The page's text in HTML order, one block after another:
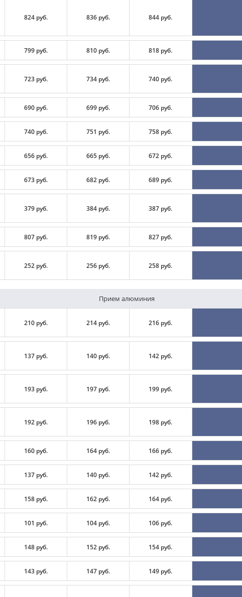
824 руб. 836 руб. 844 руб.
799 руб. 810 руб. 818 руб.
723 руб. 734 руб. 740 руб.
690 руб. 699 руб. 706 руб.
740 руб. 751 руб. 758 руб.
656 руб. 665 руб. 672 руб.
673 руб. 682 руб. 689 руб.
379 руб. 384 руб. 387 руб.
807 руб. 819 руб. 827 руб.
252 руб. 256 руб. 258 руб.
Прием алюминия
210 руб. 214 руб. 216 руб.
137 руб. 140 руб. 142 руб.
193 руб. 197 руб. 199 руб.
192 руб. 196 руб. 198 руб.
160 руб. 164 руб. 166 руб.
137 руб. 140 руб. 142 руб.
158 руб. 162 руб. 164 руб.
101 руб. 104 руб. 106 руб.
148 руб. 152 руб. 154 руб.
143 руб. 147 руб. 149 руб.